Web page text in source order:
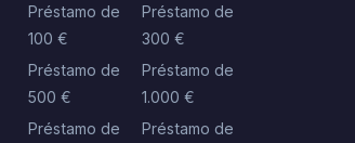
Préstamo de
100 €
Préstamo de
300 €
Préstamo de
500 €
Préstamo de
1.000 €
Préstamo de
Préstamo de